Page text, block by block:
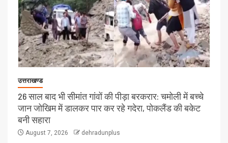
उत्तराखण्ड
26 साल बाद भी सीमांत गांवों की पीड़ा बरकरार: चमोली में बच्चे
जान जोखिम में डालकर पार कर रहे गदेरा, पोकलैंड की बकेट
बनी सहारा
August 7, 2026 dehradunplus